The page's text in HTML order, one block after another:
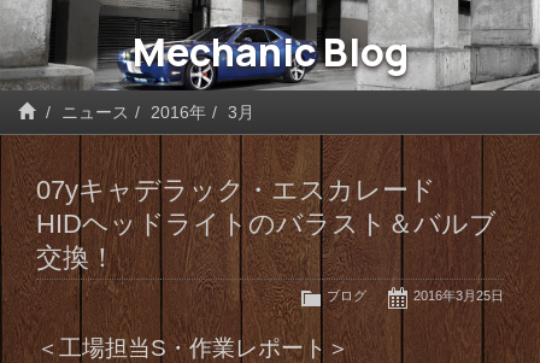
Mechanic Blog
ニュース 2016年 3月
07yキャデラック・エスカレード
HIDヘッドライトのバラスト＆バルブ
交換！
2016年3月25日
ブログ
＜工場担当S・作業レポート＞